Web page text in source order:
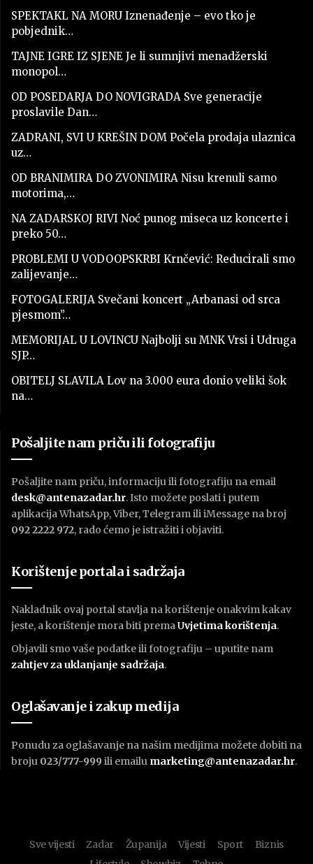
SPEKTAKL NA MORU Iznenađenje – evo tko je
pobjednik…
TAJNE IGRE IZ SJENE Je li sumnjivi menadžerski
monopol…
OD POSEDARJA DO NOVIGRADA Sve generacije
proslavile Dan…
ZADRANI, SVI U KREŠIN DOM Počela prodaja ulaznica
uz…
OD BRANIMIRA DO ZVONIMIRA Nisu krenuli samo
motorima,…
NA ZADARSKOJ RIVI Noć punog miseca uz koncerte i
preko 50…
PROBLEMI U VODOOPSKRBI Krnčević: Reducirali smo
zalijevanje…
FOTOGALERIJA Svečani koncert „Arbanasi od srca
pjesmom”…
MEMORIJAL U LOVINCU Najbolji su MNK Vrsi i Udruga
SJP…
OBITELJ SLAVILA Lov na 3.000 eura donio veliki šok
na…
Pošaljite nam priču ili fotografiju
Pošaljite nam priču, informaciju ili fotografiju na email
desk@antenazadar.hr. Isto možete poslati i putem
aplikacija WhatsApp, Viber, Telegram ili iMessage na broj
092 2222 972, rado ćemo je istražiti i objaviti.
Korištenje portala i sadržaja
Nakladnik ovaj portal stavlja na korištenje onakvim kakav
jeste, a korištenje mora biti premaUvjetima korištenja.
Objavili smo vaše podatke ili fotografiju – uputite nam
zahtjev za uklanjanje sadržaja.
Oglašavanje i zakup medija
Ponudu za oglašavanje na našim medijima možete dobiti na
broju 023/777-999 ili emailu marketing@antenazadar.hr.
Sve vijesti Zadar Županija Vijesti Sport
Biznis